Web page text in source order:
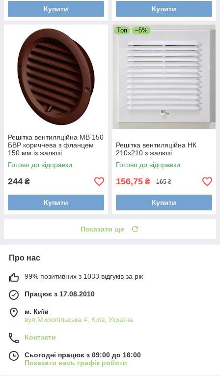
Купити Купити
Решітка вентиляційна МВ 150
БВР коричнева з фланцем
150 мм із жалюзі
Готово до відправки
244 ₴
Купити
Топ –5%
Решітка вентиляційна НК
210х210 з жалюзі
Готово до відправки
156,75 ₴ 165 ₴
Купити
Показати ще
Про нас
99% позитивних з 1033 відгуків за рік
Працює з 17.08.2010
м. Київ
вул.Миропільська 4, Київ, Україна
Контакти
Сьогодні працює з 09:00 до 16:00
Показати весь графік роботи